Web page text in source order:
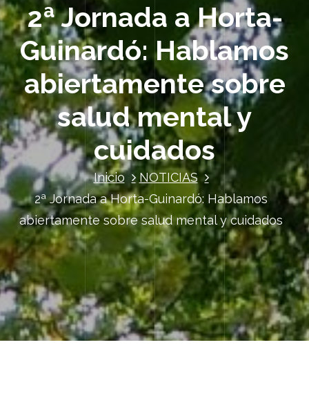
2ª Jornada a Horta-
Guinardó: Hablamos
abiertamente sobre
salud mental y
cuidados
Inicio
NOTICIAS
2ª Jornada a Horta-Guinardó: Hablamos
abiertamente sobre salud mental y cuidados